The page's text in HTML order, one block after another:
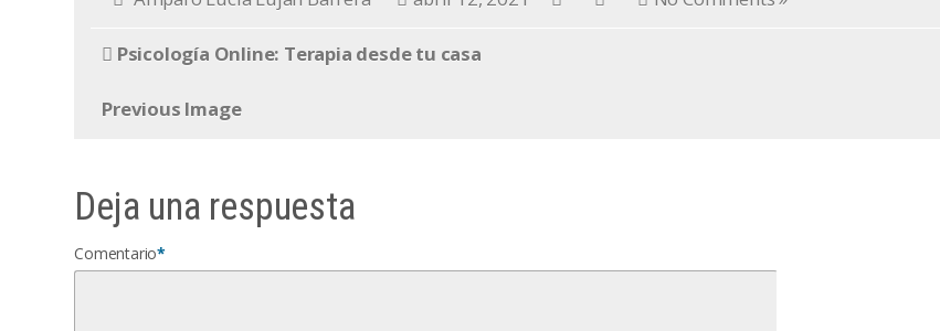
Psicología Online: Terapia desde tu casa
Previous Image
Deja una respuesta
Comentario*